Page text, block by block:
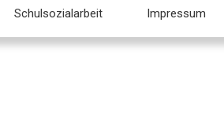
Schulsozialarbeit Impressum